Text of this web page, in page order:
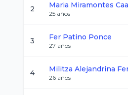
2 Maria Miramontes
25 años
3 Fer Patino Ponce
27 años
4 Militza Alejandrina
26 años